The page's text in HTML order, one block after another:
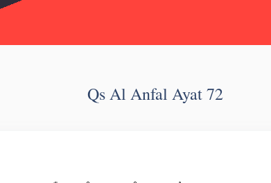
Qs Al Anfal Ayat 72